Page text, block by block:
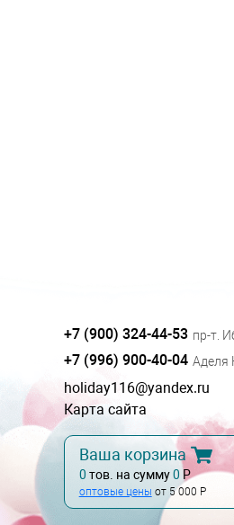
+7 (900) 324-44-53 пр-т.
+7 (996) 900-40-04 Аделя
holiday116@yandex.ru
Карта сайта
Ваша корзина
0 тов. на сумму0 Р
оптовые цены от 5 000 Р